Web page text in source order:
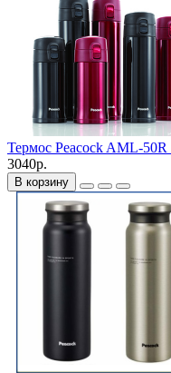
Термос Peacock AML-
3040р.
В корзину